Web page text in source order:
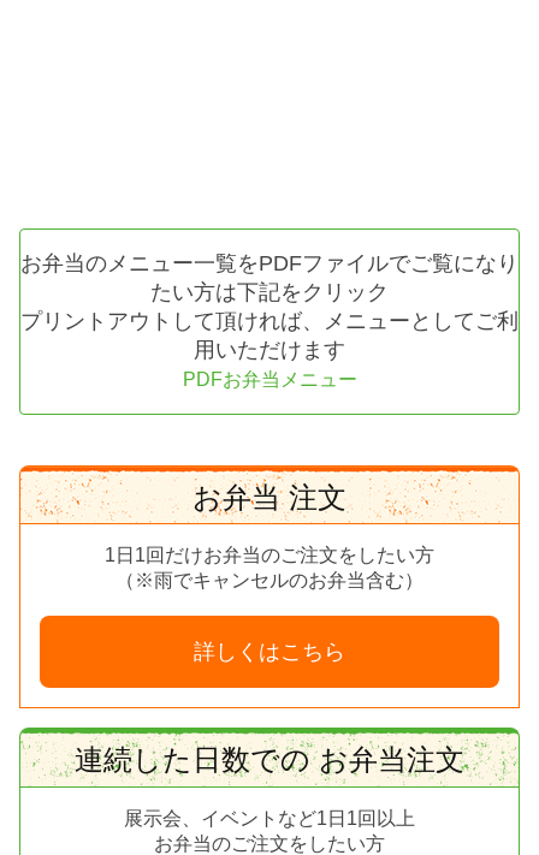
お弁当のメニュー一覧をPDFファイルでご覧になり
たい方は下記をクリック
プリントアウトして頂ければ、メニューとしてご利
用いただけます
PDFお弁当メニュー
お弁当 注文
1日1回だけお弁当のご注文をしたい方
（※雨でキャンセルのお弁当含む）
詳しくはこちら
連続した日数での お弁当注文
展示会、イベントなど1日1回以上
お弁当のご注文をしたい方